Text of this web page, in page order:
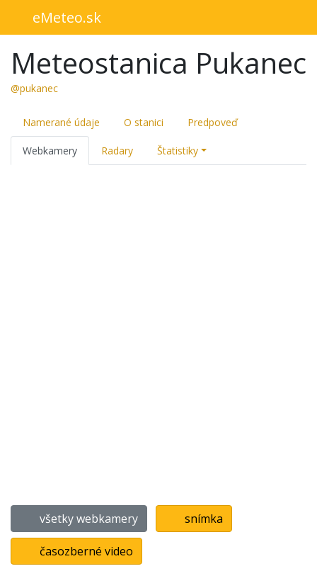
eMeteo.sk
Meteostanica Pukanec
@pukanec
Namerané údaje O stanici Predpoveď
Webkamery Radary Štatistiky
všetky webkamery snímka
časozberné video